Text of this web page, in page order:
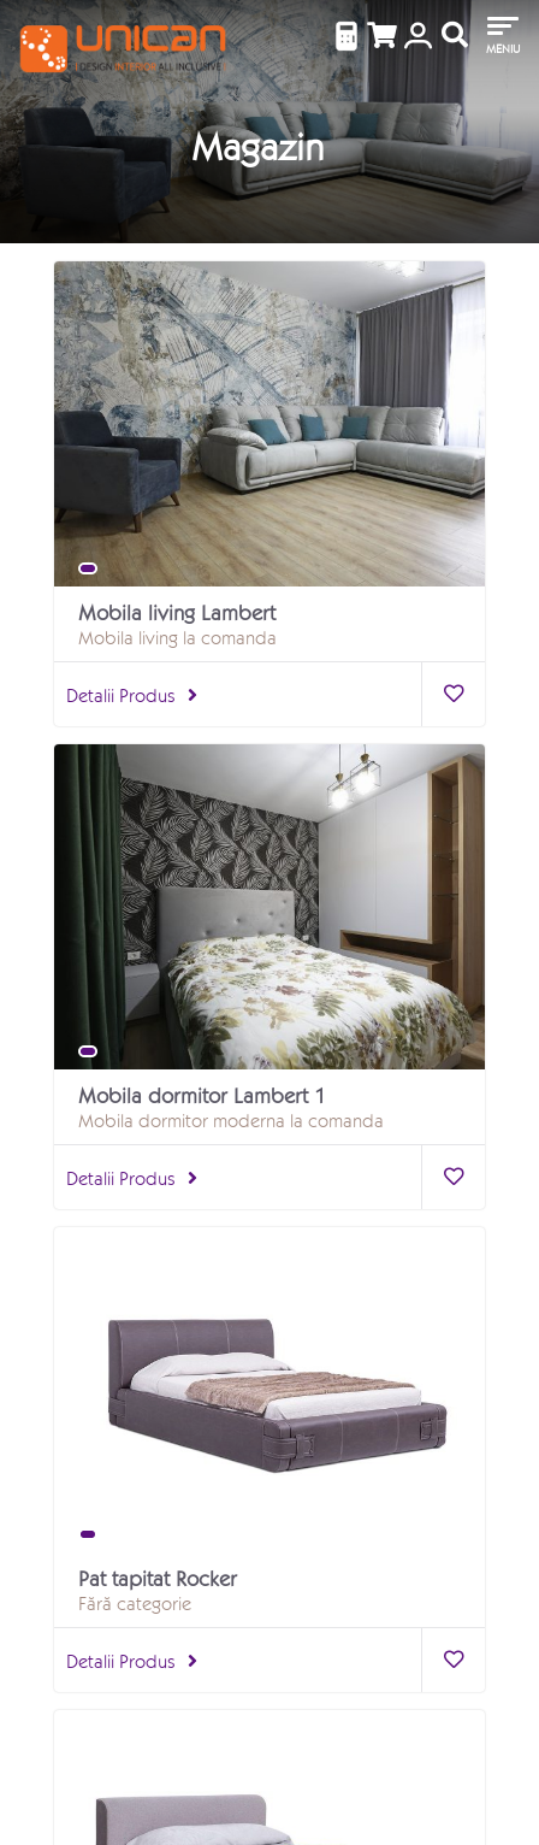
MENIU
Magazin
Mobila living Lambert
Mobila living la comanda
Detalii Produs
Mobila dormitor Lambert 1
Mobila dormitor moderna la comanda
Detalii Produs
Pat tapitat Rocker
Fără categorie
Detalii Produs